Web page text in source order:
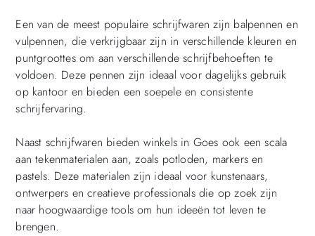
Een van de meest populaire schrijfwaren zijn balpennen en
vulpennen, die verkrijgbaar zijn in verschillende kleuren en
puntgroottes om aan verschillende schrijfbehoeften te
voldoen. Deze pennen zijn ideaal voor dagelijks gebruik
op kantoor en bieden een soepele en consistente
schrijfervaring.
Naast schrijfwaren bieden winkels in Goes ook een scala
aan tekenmaterialen aan, zoals potloden, markers en
pastels. Deze materialen zijn ideaal voor kunstenaars,
ontwerpers en creatieve professionals die op zoek zijn
naar hoogwaardige tools om hun ideeën tot leven te
brengen.